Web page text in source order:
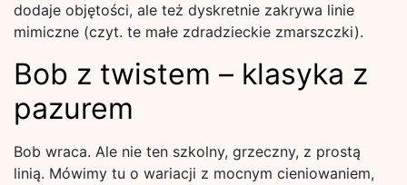
dodaje objętości, ale też dyskretnie zakrywa linie
mimiczne (czyt. te małe zdradzieckie zmarszczki).
Bob z twistem – klasyka z
pazurem
Bob wraca. Ale nie ten szkolny, grzeczny, z prostą
linią. Mówimy tu o wariacji z mocnym cieniowaniem,